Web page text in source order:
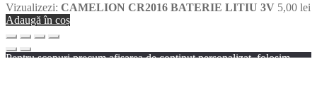
Vizualizezi: CAMELION CR2016 BATERIE LITIU 3V 5,00 lei
Adaugă în coș
Pentru scopuri precum afișarea de conținut personalizat, folosim